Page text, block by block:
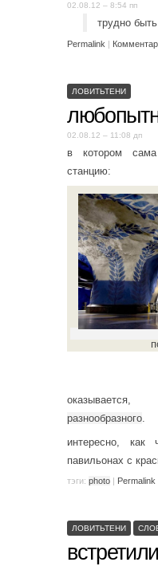
02.08.12 – 8:54 пп
трудно
Permalink |
ЛОВИТЬТЕНИ
02.08.12 – 11:08 дп
в котором
станцию:
разнообразного.
интересно,
павильонах с
тэги: photo | Permalink
ЛОВИТЬТЕНИ